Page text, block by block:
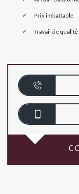
Prix imbattable
Travail de qualité